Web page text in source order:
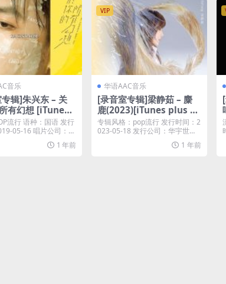
音乐
辑]朱兴东 – 关
有幻想 [iTunes
流行 语种：国语 发行
05-16 唱片公司：北
1 年前
VIP
华语AAC音乐
[录音室专辑]梁静茹 – 麋
鹿(2023)[iTunes plus A
AC]
专辑风格：pop流行 发行时间：2
023-05-18 发行公司：华宇世博
1 年前